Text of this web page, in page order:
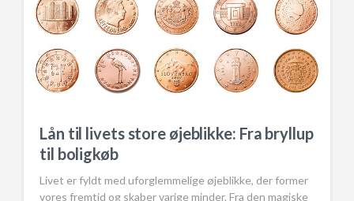
Lån til livets store øjeblikke: Fra bryllup
til boligkøb
Livet er fyldt med uforglemmelige øjeblikke, der former
vores fremtid og skaber varige minder. Fra den magiske